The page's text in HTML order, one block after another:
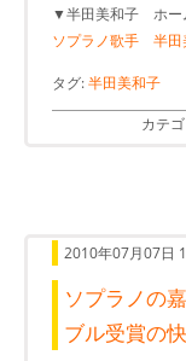
▼半田美和子 ホー
ソプラノ歌手 半田
タグ:半田美和子
カテ
2010年07月07日
ソプラノの
ブル受賞の